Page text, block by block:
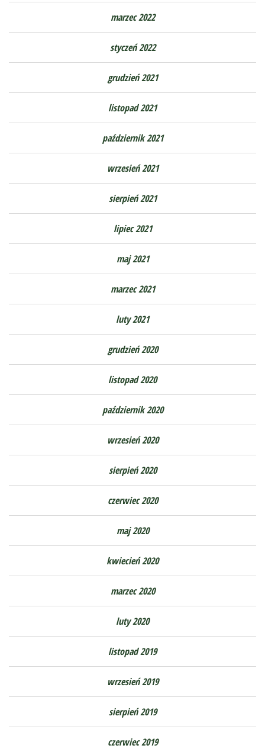
marzec 2022
styczeń 2022
grudzień 2021
listopad 2021
październik 2021
wrzesień 2021
sierpień 2021
lipiec 2021
maj 2021
marzec 2021
luty 2021
grudzień 2020
listopad 2020
październik 2020
wrzesień 2020
sierpień 2020
czerwiec 2020
maj 2020
kwiecień 2020
marzec 2020
luty 2020
listopad 2019
wrzesień 2019
sierpień 2019
czerwiec 2019